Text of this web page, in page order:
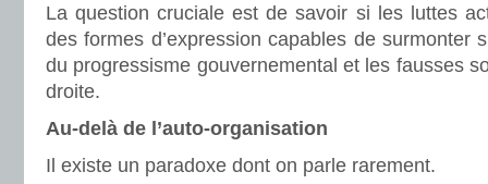
La question cruciale est de savoir si les luttes
des formes d’expression capables de surmonter
du progressisme gouvernemental et les fausses
droite.
Au-delà de l’auto-organisation
Il existe un paradoxe dont on parle rarement.